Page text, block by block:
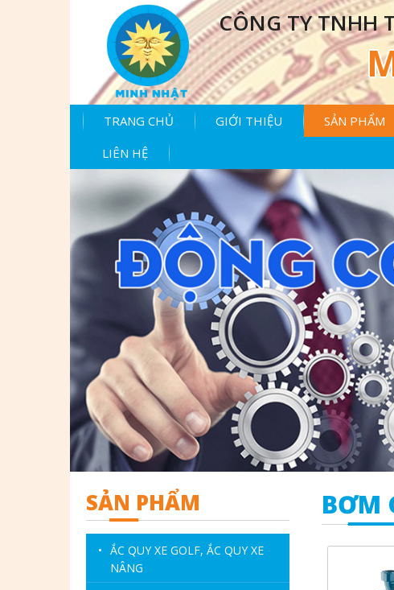
CÔNG TY TNHH
TRANG CHỦ GIỚI THIỆU SẢN PHẨM
LIÊN HỆ
SẢN PHẨM
• ẮC QUY XE GOLF, ẮC QUY XE
NÂNG
BƠM